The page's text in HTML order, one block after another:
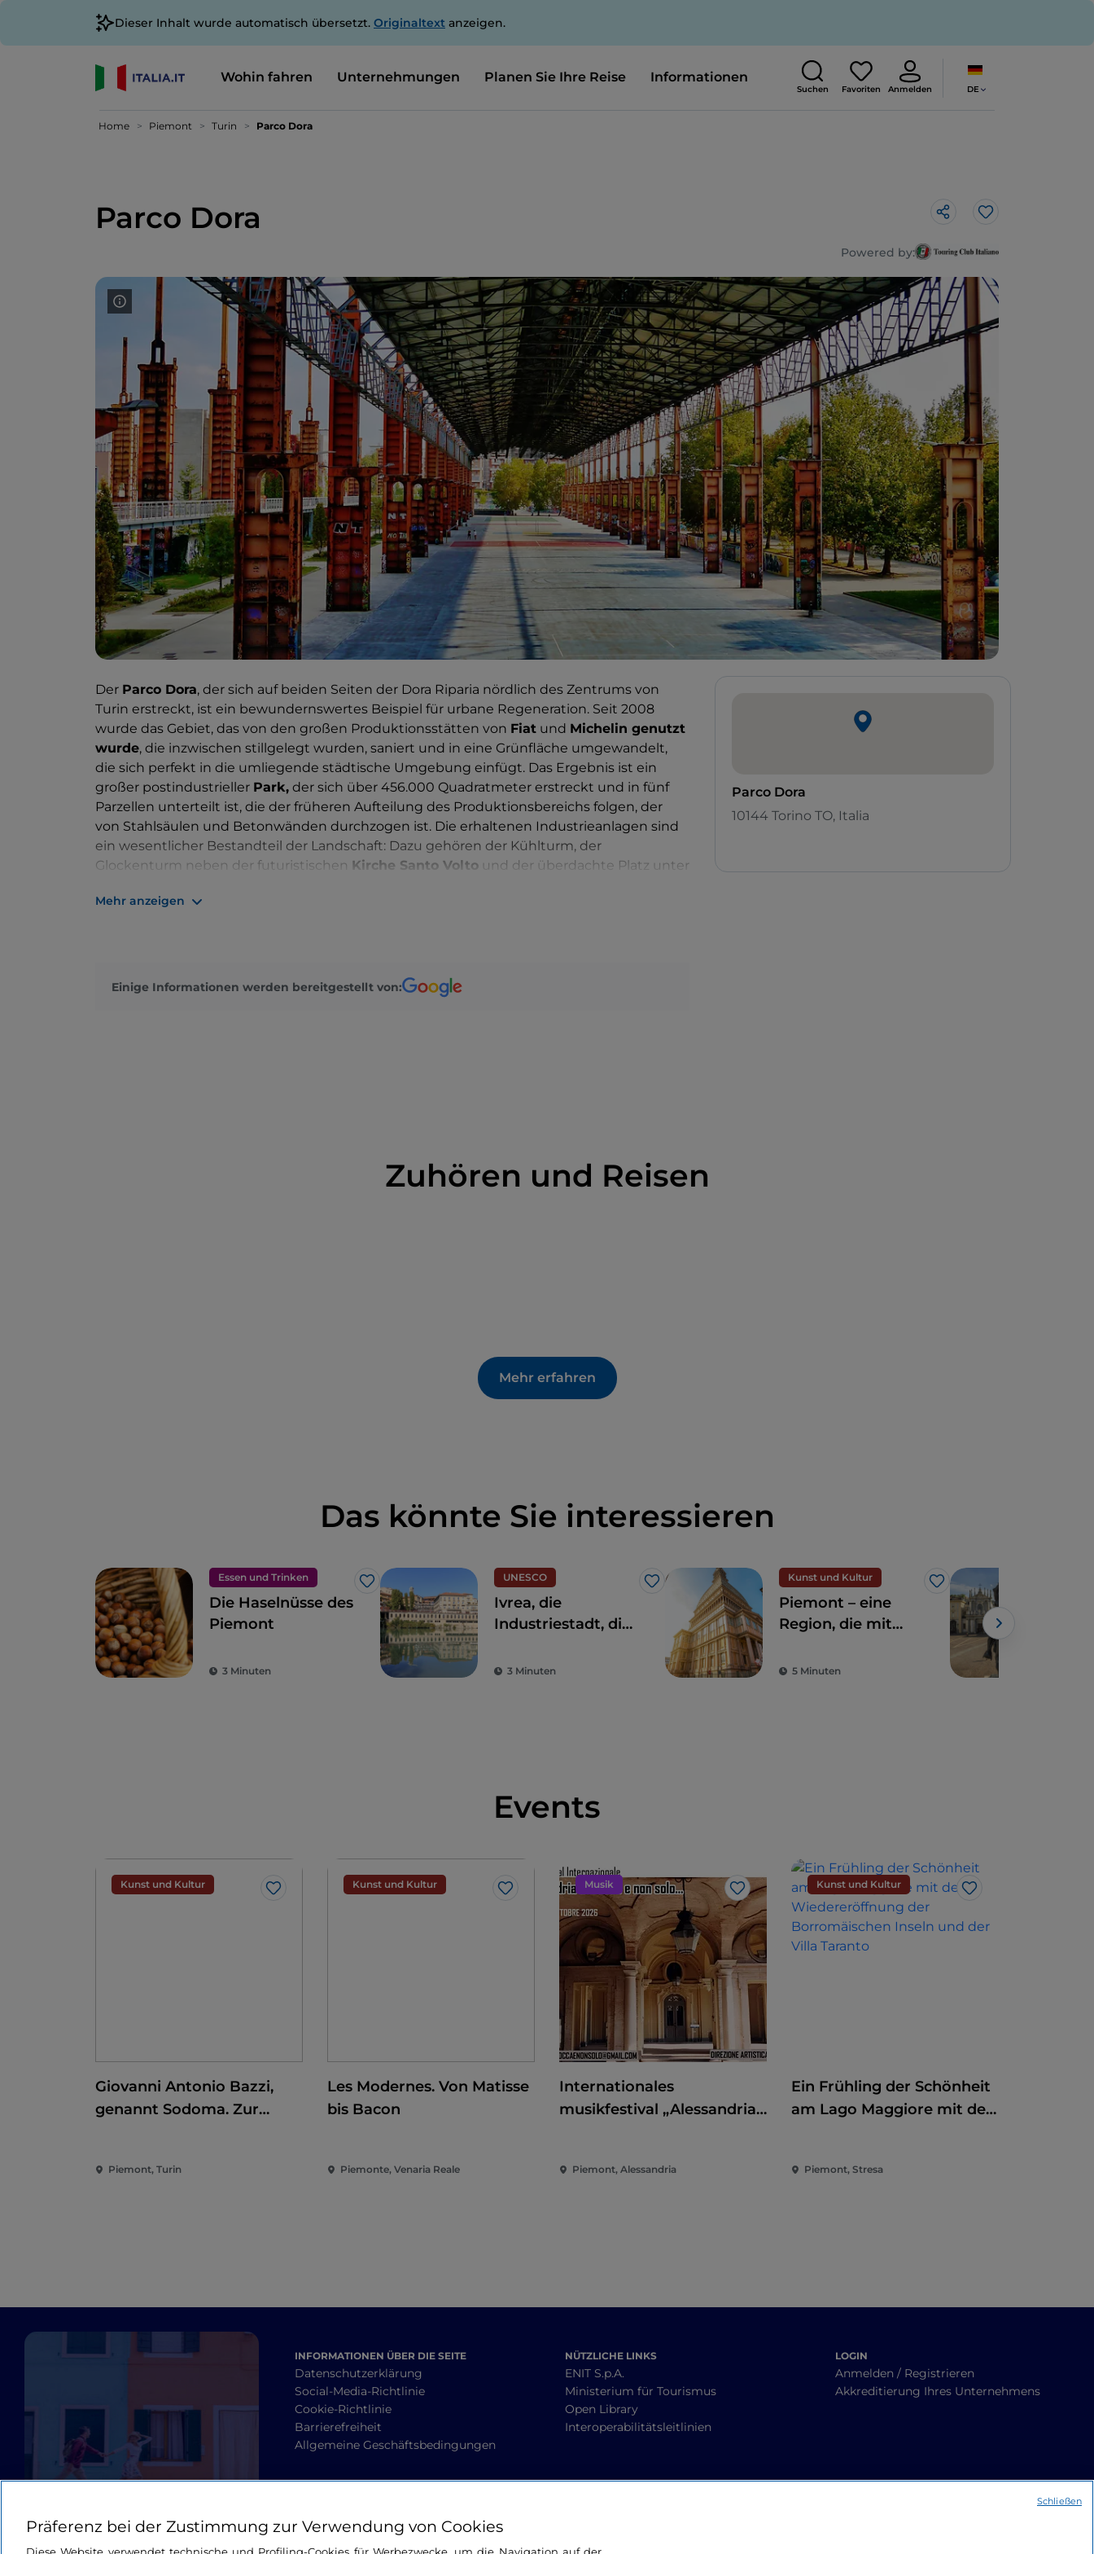
Dieser Inhalt wurde automatisch übersetzt. Originaltext anzeigen.
Wohin fahren Unternehmungen Planen Sie Ihre Reise Informationen
Suchen Favoriten Anmelden DE
Home Piemont Turin Parco Dora
Parco Dora Like
Powered by:
Der Parco Dora, der sich auf beiden Seiten der Dora Riparia nördlich des Zentrums von
Turin erstreckt, ist ein bewundernswertes Beispiel für urbane Regeneration. Seit 2008
wurde das Gebiet, das von den großen Produktionsstätten von Fiat und Michelin genutzt
wurde, die inzwischen stillgelegt wurden, saniert und in eine Grünfläche umgewandelt,
die sich perfekt in die umliegende städtische Umgebung einfügt. Das Ergebnis ist ein
großer postindustrieller Park, der sich über 456.000 Quadratmeter erstreckt und in fünf
Parzellen unterteilt ist, die der früheren Aufteilung des Produktionsbereichs folgen, der
von Stahlsäulen und Betonwänden durchzogen ist. Die erhaltenen Industrieanlagen sind
ein wesentlicher Bestandteil der Landschaft: Dazu gehören der Kühlturm, der
Glockenturm neben der futuristischen Kirche Santo Volto und der überdachte Platz unter
eines Festivals für elektronische Musik, stattfinden. Im südwestlichen Bereich beherbergt
Mehr anzeigen
Einige Informationen werden bereitgestellt von:
Parco Dora
10144 Torino TO, Italia
Zuhören und Reisen
Mehr erfahren
Das könnte Sie interessieren
Essen und Trinken
Like
Die Haselnüsse des
Piemont
3 Minuten
UNESCO
Like
Ivrea, die
Industriestadt, die
der Stadt kümmert
3 Minuten
Kunst und Kultur
Like
Piemont – eine
Region, die mit
Geschichte
5 Minuten
Events
Kunst und Kultur
Like
Giovanni Antonio Bazzi,
genannt Sodoma. Zur
Piemont, Turin
Kunst und Kultur
Like
Les Modernes. Von Matisse
bis Bacon
Piemonte, Venaria Reale
Musik
Like
Internationales
musikfestival „Alessandria
Piemont, Alessandria
Kunst und Kultur
Like
Ein Frühling der Schönheit
am Lago Maggiore mit der
der Villa Taranto
Piemont, Stresa
INFORMATIONEN ÜBER DIE SEITE
Datenschutzerklärung
Social-Media-Richtlinie
Cookie-Richtlinie
Barrierefreiheit
Allgemeine Geschäftsbedingungen
NÜTZLICHE LINKS
ENIT S.p.A.
Ministerium für Tourismus
Open Library
Interoperabilitätsleitlinien
LOGIN
Anmelden / Registrieren
Akkreditierung Ihres Unternehmens
Präferenz bei der Zustimmung zur Verwendung von Cookies
Schließen